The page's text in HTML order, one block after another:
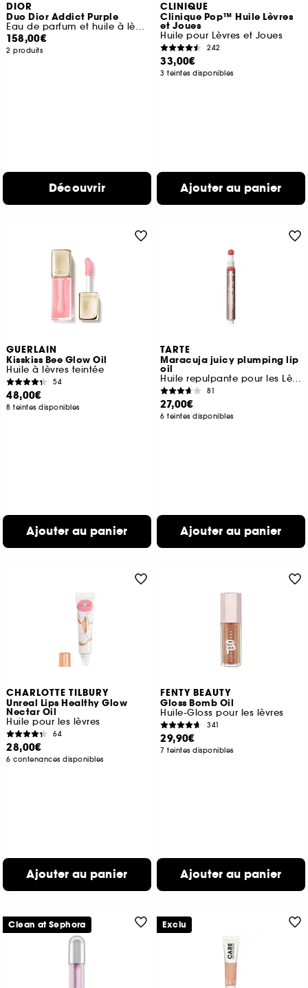
DIOR
Duo Dior Addict Purple
Eau de parfum et huile à lèvres hydratante
158,00€
2 produits
Découvrir
CLINIQUE
Clinique Pop™ Huile Lèvres
et Joues
Huile pour Lèvres et Joues
242
33,00€
3 teintes disponibles
Ajouter au panier
GUERLAIN
Kisskiss Bee Glow Oil
Huile à lèvres teintée
54
48,00€
8 teintes disponibles
Ajouter au panier
TARTE
Maracuja juicy plumping lip
oil
Huile repulpante pour les Lèvres
81
27,00€
6 teintes disponibles
Ajouter au panier
CHARLOTTE TILBURY
Unreal Lips Healthy Glow
Nectar Oil
Huile pour les lèvres
64
28,00€
6 contenances disponibles
Ajouter au panier
FENTY BEAUTY
Gloss Bomb Oil
Huile-Gloss pour les lèvres
341
29,90€
7 teintes disponibles
Ajouter au panier
Clean at Sephora Exclu